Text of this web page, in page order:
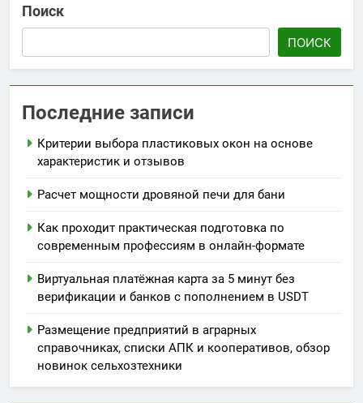
Поиск
ПОИСК
Последние записи
Критерии выбора пластиковых окон на основе
характеристик и отзывов
Расчет мощности дровяной печи для бани
Как проходит практическая подготовка по
современным профессиям в онлайн-формате
Виртуальная платёжная карта за 5 минут без
верификации и банков с пополнением в USDT
Размещение предприятий в аграрных
справочниках, списки АПК и кооперативов, обзор
новинок сельхозтехники